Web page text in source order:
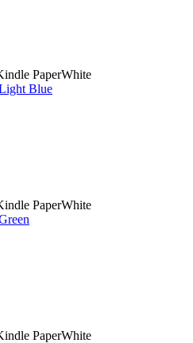
PaperWhite
Blue
PaperWhite
PaperWhite